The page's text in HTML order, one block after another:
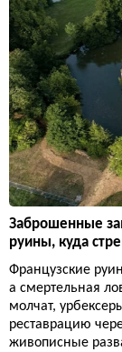
Заброшенные
руины, куда
Французские
а смертельная
молчат,
реставрацию
живописные